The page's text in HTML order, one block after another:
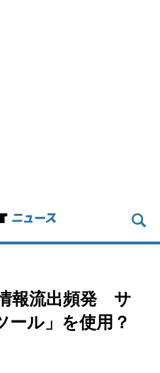
報流出頻発 サ
ール」を使用？